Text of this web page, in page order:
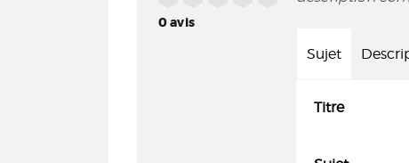
0avis
Sujet
Titre